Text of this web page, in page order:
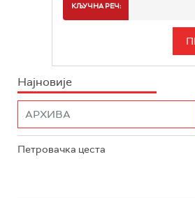
РТС 3
ИНФО
КЉУЧНА РЕЧ:
Најновије
Петровачка цеста